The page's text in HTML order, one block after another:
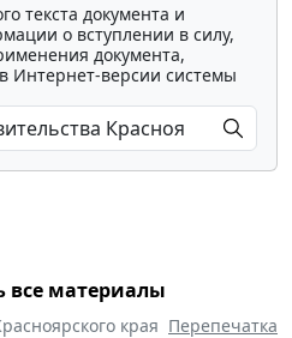
текста документа и
о вступлении в силу,
документа,
Интернет-версии системы
все материалы
края Перепечатка